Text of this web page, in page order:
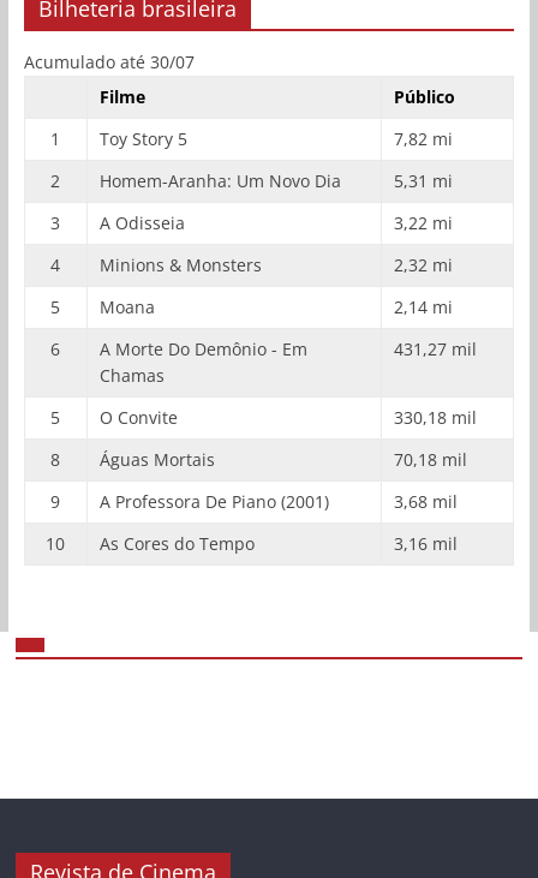
Bilheteria brasileira
Acumulado até 30/07
Filme
Público
1
Toy Story 5
7,82 mi
2
Homem-Aranha: Um Novo Dia
5,31 mi
3
A Odisseia
3,22 mi
4
Minions & Monsters
2,32 mi
5
Moana
2,14 mi
6
A Morte Do Demônio - Em
Chamas
431,27 mil
5 O Convite
330,18 mil
8
Águas Mortais
70,18 mil
9
A Professora De Piano (2001)
3,68 mil
10
As Cores do Tempo 3,16 mil
Revista de Cinema